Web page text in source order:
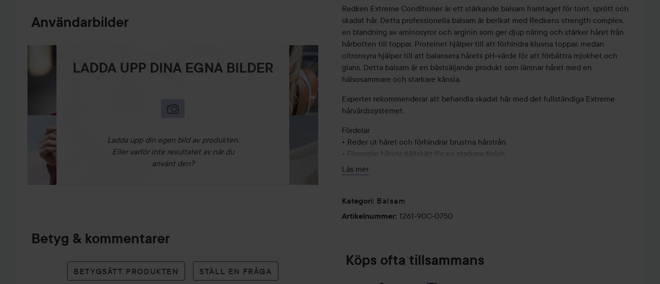
Användarbilder
LADDA UPP DINA EGNA BILDER
Ladda upp din egen bild av produkten.
Eller varför inte resultatet av när du
använt den?
Betyg & kommentarer
BETYGSÄTT PRODUKTEN STÄLL EN FRÅGA
Redken Extreme Conditioner är ett stärkande balsam framtaget för torrt, sprött och
skadat hår. Detta professionella balsam är berikat med Redkens strength complex,
en blandning av aminosyror och arginin som ger djup näring och stärker håret från
hårbotten till toppar. Proteinet hjälper till att förhindra kluvna toppar, medan
citronsyra hjälper till att balansera hårets pH-värde för att förbättra mjukhet och
glans. Detta balsam är en bästsäljande produkt som lämnar håret med en
hälsosammare och starkare känsla.
Experter rekommenderar att behandla skadat hår med det fullständiga Extreme
hårvårdssystemet.
Fördelar
• Reder ut håret och förhindrar brustna hårstrån
• Förseglar hårets fjällskikt för en starkare finish
• Hjälper till att stärka försvagade områden, från hårbotten till topparna
• Lämnar håret glansigt och mer hälsosamt
Shampoo
Läs mer
Kategori: Balsam
Artikelnummer: 1261-90C-0750
Köps ofta tillsammans